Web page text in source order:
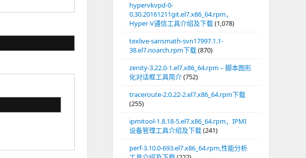
hypervkvpd-0-
0.30.20161211git.el7.x86_64.rpm，
Hyper-V通信工具介绍及下载(1,078)
texlive-sansmath-svn17997.1.1-
38.el7.noarch.rpm下载(870)
zenity-3.22.0-1.el7.x86_64.rpm – 脚本图形
化对话框工具简介(752)
traceroute-2.0.22-2.el7.x86_64.rpm下载
(255)
ipmitool-1.8.18-5.el7.x86_64.rpm，IPMI
设备管理工具介绍及下载(241)
perf-3.10.0-693.el7.x86_64.rpm,性能分析